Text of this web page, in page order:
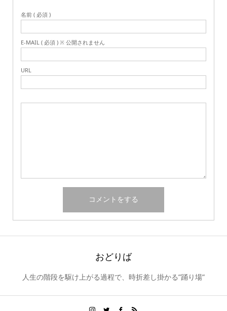
名前 ( 必須 )
E-MAIL ( 必須 ) ※ 公開されません
URL
おどりば
人生の階段を駆け上がる過程で、時折差し掛かる”踊り場”